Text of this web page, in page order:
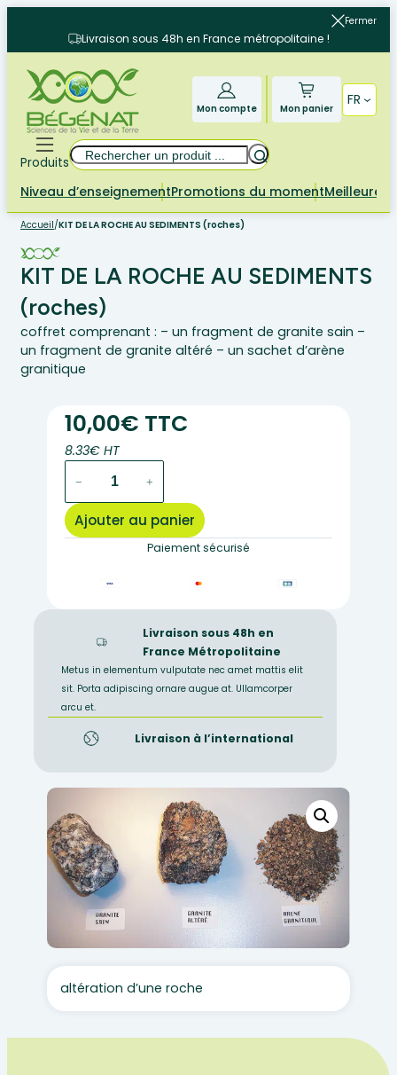
contenu
Fermer
Livraison sous 48h en France métropolitaine !
Mon compte Mon panier
FR
Produits
Rechercher
Niveau d’enseignementPromotions du momentMeilleures
Accueil/KIT DE LA ROCHE AU SEDIMENTS (roches)
KIT DE LA ROCHE AU SEDIMENTS
(roches)
coffret comprenant : – un fragment de granite sain –
un fragment de granite altéré – un sachet d’arène
granitique
10,00€ TTC
8.33€ HT
KIT
DE
− +
Ajouter au panier
Paiement sécurisé
Livraison sous 48h en
France Métropolitaine
Metus in elementum vulputate nec amet mattis elit
sit. Porta adipiscing ornare augue at. Ullamcorper
arcu et.
Livraison à l’international
altération d’une roche